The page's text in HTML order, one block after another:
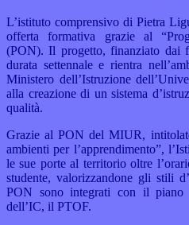
L’istituto comprensivo di Pietra
offerta formativa grazie al
(PON). Il progetto, finanziato dai
durata settennale e rientra
Ministero dell’Istruzione
alla creazione di un sistema
qualità.
Grazie al PON del MIUR,
ambienti per l’apprendimento”,
le sue porte al territorio oltre
studente, valorizzandone gli stili
PON sono integrati con il piano
dell’IC, il PTOF.